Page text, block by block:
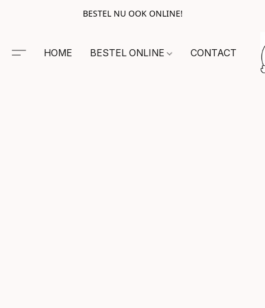
BESTEL NU OOK ONLINE!
HOME BESTEL ONLINE CONTACT